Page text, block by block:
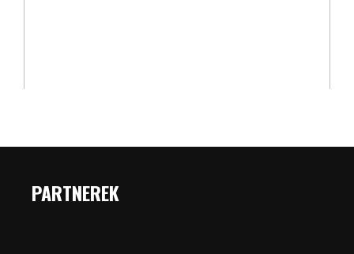
PARTNEREK